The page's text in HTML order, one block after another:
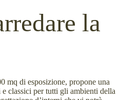
la
mq di esposizione, propone una
classici per tutti gli ambienti della